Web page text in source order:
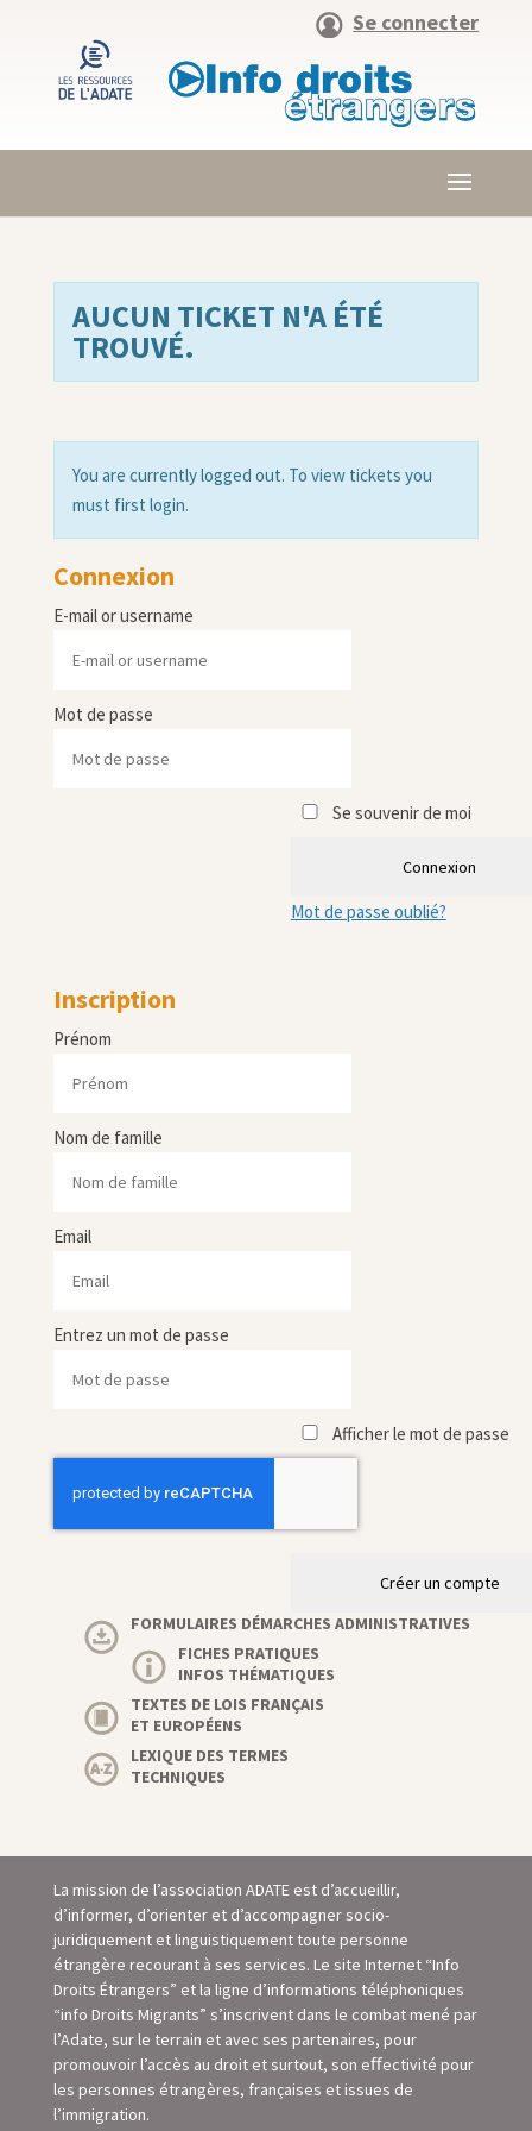
Se connecter
AUCUN TICKET N'A ÉTÉ
TROUVÉ.
You are currently logged out. To view tickets you
must first login.
Connexion
E-mail or username
Mot de passe
Se souvenir de moi
Connexion
Mot de passe oublié?
Inscription
Prénom
Nom de famille
Email
Entrez un mot de passe
Afficher le mot de passe
Créer un compte
FORMULAIRES DÉMARCHES ADMINISTRATIVES
FICHES PRATIQUES
INFOS THÉMATIQUES
TEXTES DE LOIS FRANÇAIS
ET EUROPÉENS
LEXIQUE DES TERMES
TECHNIQUES
La mission de l’association ADATE est d’accueillir,
d’informer, d’orienter et d’accompagner socio-
juridiquement et linguistiquement toute personne
étrangère recourant à ses services. Le site Internet “Info
Droits Étrangers” et la ligne d’informations téléphoniques
“info Droits Migrants” s’inscrivent dans le combat mené par
l’Adate, sur le terrain et avec ses partenaires, pour
promouvoir l’accès au droit et surtout, son eﬀectivité pour
les personnes étrangères, françaises et issues de
l’immigration.